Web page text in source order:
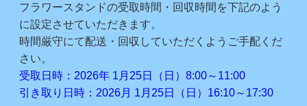
フラワースタンドの受取時間・回収時間を下記のよう
に設定させていただきます。
時間厳守にて配送・回収していただくようご手配くだ
さい。
受取日時：2026年 1月25日（日）8:00～11:00
引き取り日時：2026月 1月25日（日）16:10～17:30